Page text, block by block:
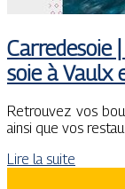
Carredesoie
soie à Vaulx
Retrouvez vos
ainsi que vos
Lire la suite